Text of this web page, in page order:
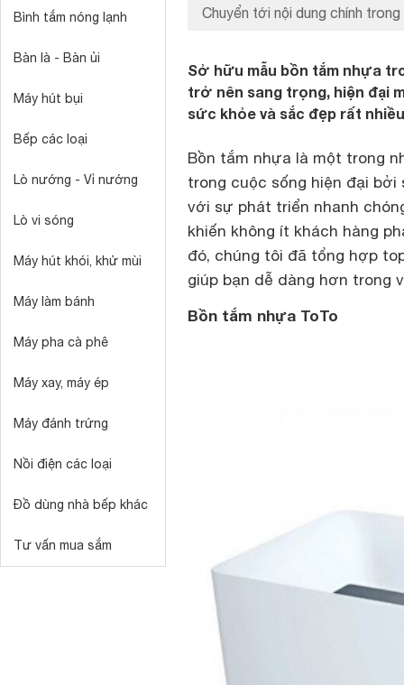
Bình tắm nóng lạnh
Bàn là - Bàn ủi
Máy hút bụi
Bếp các loại
Lò nướng - Vỉ nướng
Lò vi sóng
Máy hút khói, khử mùi
Máy làm bánh
Máy pha cà phê
Máy xay, máy ép
Máy đánh trứng
Nồi điện các loại
Đồ dùng nhà bếp khác
Tư vấn mua sắm
Chuyển tới nội dung chính trong
Sở hữu mẫu bồn tắm nhựa
trở nên sang trọng, hiện đại
sức khỏe và sắc đẹp rất
Bồn tắm nhựa là một trong
trong cuộc sống hiện đại bởi
với sự phát triển nhanh
khiến không ít khách hàng
đó, chúng tôi đã tổng hợp
giúp bạn dễ dàng hơn trong
Bồn tắm nhựa ToTo